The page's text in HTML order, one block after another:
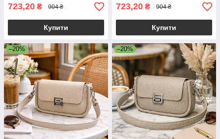
723,20 ₴ 904 ₴
Купити
723,20 ₴ 904 ₴
Купити
–20% –20%